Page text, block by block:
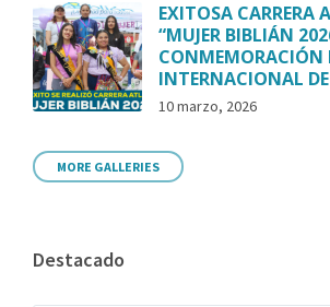
EXITOSA CARRERA
“MUJER BIBLIÁN
CONMEMORACIÓN
INTERNACIONAL
10 marzo, 2026
MORE GALLERIES
Destacado